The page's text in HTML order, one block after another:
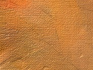
Carbonero